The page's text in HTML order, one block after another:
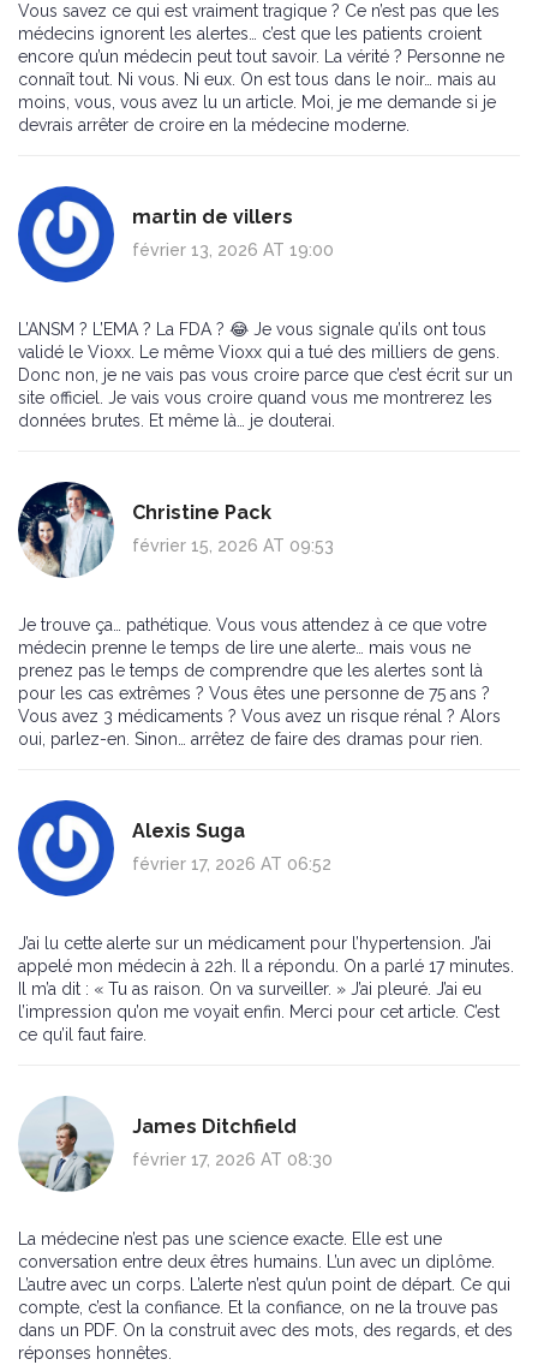
Vous savez ce qui est vraiment tragique ? Ce n’est pas que les
médecins ignorent les alertes… c’est que les patients croient
encore qu’un médecin peut tout savoir. La vérité ? Personne ne
connaît tout. Ni vous. Ni eux. On est tous dans le noir… mais au
moins, vous, vous avez lu un article. Moi, je me demande si je
devrais arrêter de croire en la médecine moderne.
martin de villers
février 13, 2026 AT 19:00
L’ANSM ? L’EMA ? La FDA ? 😂 Je vous signale qu’ils ont tous
validé le Vioxx. Le même Vioxx qui a tué des milliers de gens.
Donc non, je ne vais pas vous croire parce que c’est écrit sur un
site officiel. Je vais vous croire quand vous me montrerez les
données brutes. Et même là… je douterai.
Christine Pack
février 15, 2026 AT 09:53
Je trouve ça… pathétique. Vous vous attendez à ce que votre
médecin prenne le temps de lire une alerte… mais vous ne
prenez pas le temps de comprendre que les alertes sont là
pour les cas extrêmes ? Vous êtes une personne de 75 ans ?
Vous avez 3 médicaments ? Vous avez un risque rénal ? Alors
oui, parlez-en. Sinon… arrêtez de faire des dramas pour rien.
Alexis Suga
février 17, 2026 AT 06:52
J’ai lu cette alerte sur un médicament pour l’hypertension. J’ai
appelé mon médecin à 22h. Il a répondu. On a parlé 17 minutes.
Il m’a dit : « Tu as raison. On va surveiller. » J’ai pleuré. J’ai eu
l’impression qu’on me voyait enfin. Merci pour cet article. C’est
ce qu’il faut faire.
James Ditchfield
février 17, 2026 AT 08:30
La médecine n’est pas une science exacte. Elle est une
conversation entre deux êtres humains. L’un avec un diplôme.
L’autre avec un corps. L’alerte n’est qu’un point de départ. Ce qui
compte, c’est la confiance. Et la confiance, on ne la trouve pas
dans un PDF. On la construit avec des mots, des regards, et des
réponses honnêtes.